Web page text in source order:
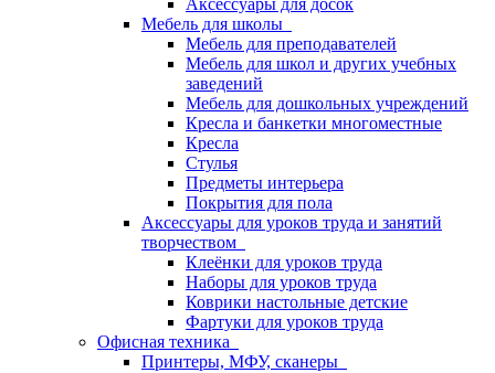
Аксессуары для досок
Мебель для школы
Мебель для преподавателей
Мебель для школ и других учебных
заведений
Мебель для дошкольных учреждений
Кресла и банкетки многоместные
Кресла
Стулья
Предметы интерьера
Покрытия для пола
Аксессуары для уроков труда и занятий
творчеством
Клеёнки для уроков труда
Наборы для уроков труда
Коврики настольные детские
Фартуки для уроков труда
Офисная техника
Принтеры, МФУ, сканеры